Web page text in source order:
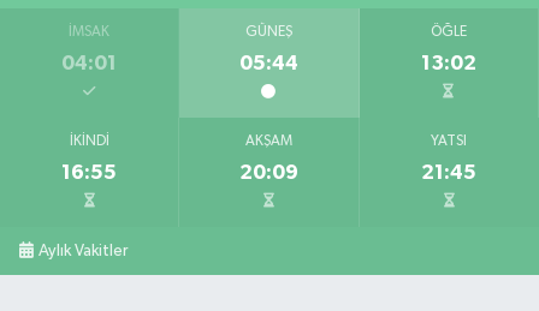
İMSAK
04:01
GÜNEŞ
05:44
ÖĞLE
13:02
İKINDI
16:55
AKŞAM
20:09
YATSI
21:45
Aylık Vakitler